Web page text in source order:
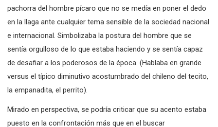
contexto político de la época. Representaba, a mi juicio, la
pachorra del hombre pícaro que no se medía en poner el dedo
en la llaga ante cualquier tema sensible de la sociedad nacional
e internacional. Simbolizaba la postura del hombre que se
sentía orgulloso de lo que estaba haciendo y se sentía capaz
de desafiar a los poderosos de la época. (Hablaba en grande
versus el típico diminutivo acostumbrado del chileno del tecito,
Mirado en perspectiva, se podría criticar que su acento estaba